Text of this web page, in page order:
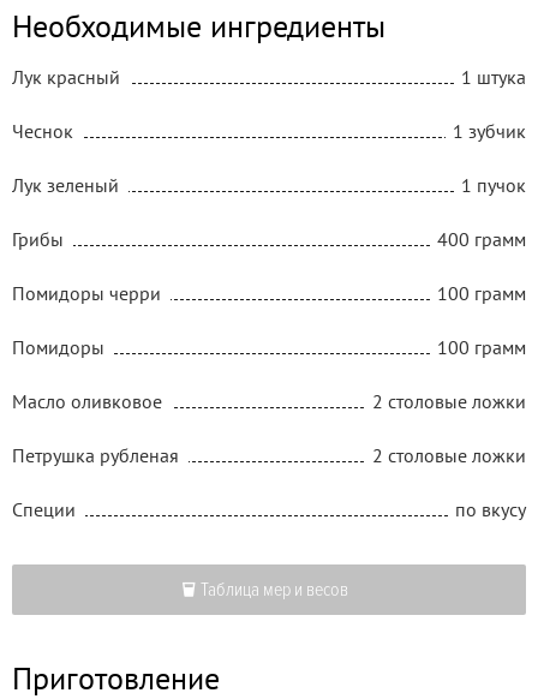
Необходимые ингредиенты
Лук красный 1 штука
Чеснок 1 зубчик
Лук зеленый 1 пучок
Грибы 400 грамм
Помидоры черри 100 грамм
Помидоры 100 грамм
Масло оливковое 2 столовые ложки
Петрушка рубленая 2 столовые ложки
Специи по вкусу
Таблица мер и весов
Приготовление